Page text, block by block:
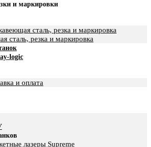
и маркировки
сталь, резка и маркировка
сталь, резка и маркировка
logic
и оплата
лазеры Supreme